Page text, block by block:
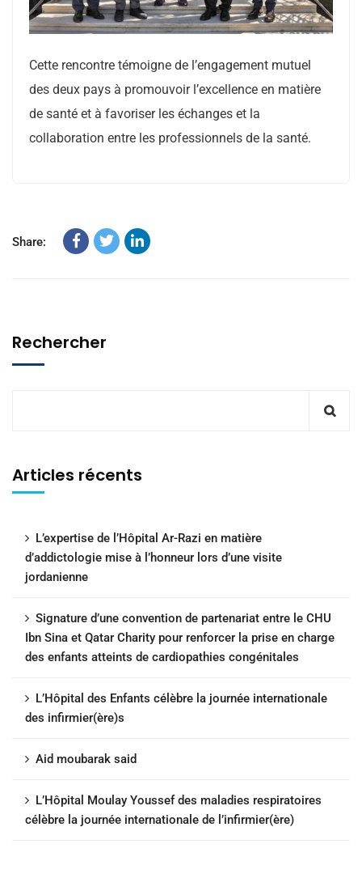
Cette rencontre témoigne de l’engagement mutuel
des deux pays à promouvoir l’excellence en matière
de santé et à favoriser les échanges et la
collaboration entre les professionnels de la santé.
Share:
Rechercher
Articles récents
L’expertise de l’Hôpital Ar-Razi en matière
d’addictologie mise à l’honneur lors d’une visite
jordanienne
Signature d’une convention de partenariat entre le CHU
Ibn Sina et Qatar Charity pour renforcer la prise en charge
des enfants atteints de cardiopathies congénitales
L’Hôpital des Enfants célèbre la journée internationale
des infirmier(ère)s
Aid moubarak said
L’Hôpital Moulay Youssef des maladies respiratoires
célèbre la journée internationale de l’infirmier(ère)